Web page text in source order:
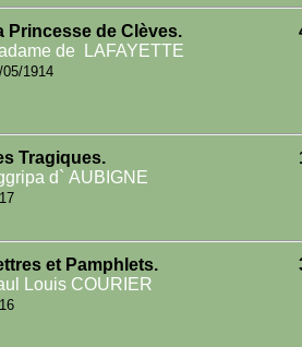
Princesse de Clèves.
de LAFAYETTE
05/1914
Tragiques.
d` AUBIGNE
et Pamphlets.
Louis COURIER